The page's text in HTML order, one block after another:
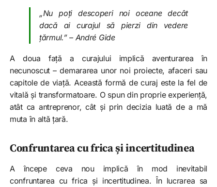
„Nu poți descoperi noi oceane decât
dacă ai curajul să pierzi din vedere
țărmul.” – André Gide
A doua față a curajului implică aventurarea în
necunoscut – demararea unor noi proiecte, afaceri sau
capitole de viață. Această formă de curaj este la fel de
vitală și transformatoare. O spun din proprie experiență,
atât ca antreprenor, cât și prin decizia luată de a mă
muta în altă țară.
Confruntarea cu frica și incertitudinea
A începe ceva nou implică în mod inevitabil
confruntarea cu frica și incertitudinea. În lucrarea sa